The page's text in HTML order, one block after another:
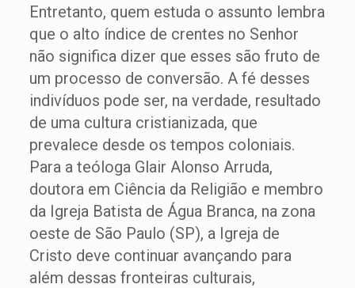
Entretanto, quem estuda o assunto lembra
que o alto índice de crentes no Senhor
não significa dizer que esses são fruto de
um processo de conversão. A fé desses
indivíduos pode ser, na verdade, resultado
de uma cultura cristianizada, que
prevalece desde os tempos coloniais.
Para a teóloga Glair Alonso Arruda,
doutora em Ciência da Religião e membro
da Igreja Batista de Água Branca, na zona
oeste de São Paulo (SP), a Igreja de
Cristo deve continuar avançando para
além dessas fronteiras culturais,